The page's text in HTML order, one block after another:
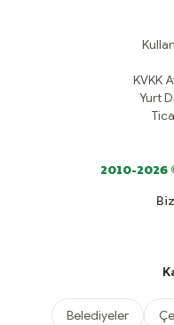
KVKK
Yurt
2010-2026
Belediyeler